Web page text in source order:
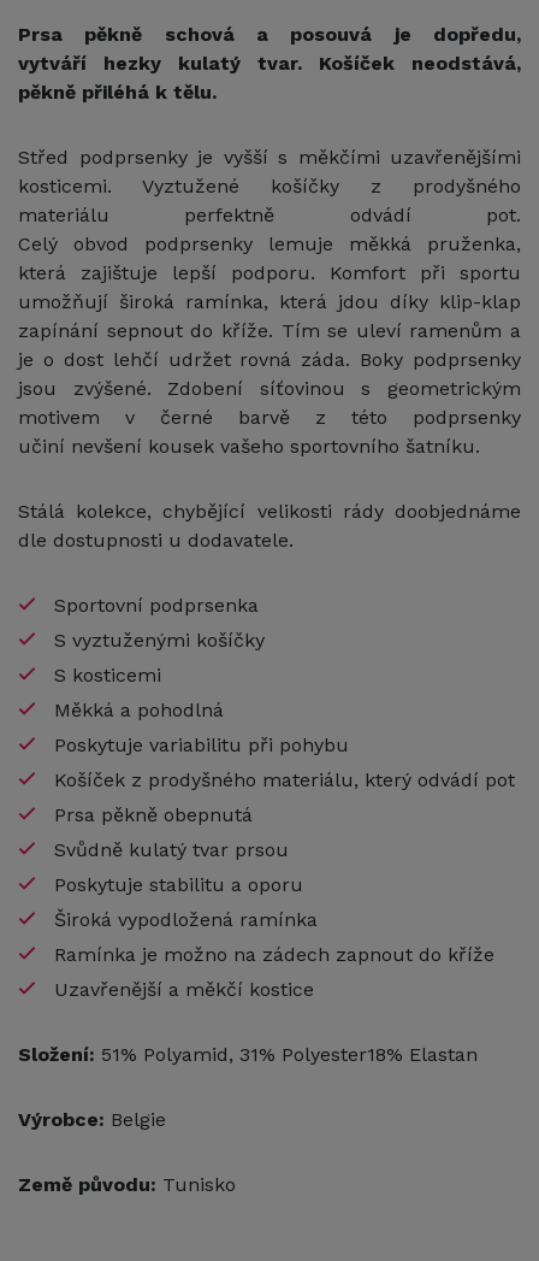
Prsa pěkně schová a posouvá je dopředu,
vytváří hezky kulatý tvar. Košíček neodstává,
pěkně přiléhá k tělu.
Střed podprsenky je vyšší s měkčími uzavřenějšími
kosticemi. Vyztužené košíčky z prodyšného
materiálu perfektně odvádí pot.
Celý obvod podprsenky lemuje měkká pruženka,
která zajištuje lepší podporu. Komfort při sportu
umožňují široká ramínka, která jdou díky klip-klap
zapínání sepnout do kříže. Tím se uleví ramenům a
je o dost lehčí udržet rovná záda. Boky podprsenky
jsou zvýšené. Zdobení síťovinou s geometrickým
motivem v černé barvě z této podprsenky
učiní nevšení kousek vašeho sportovního šatníku.
Stálá kolekce, chybějící velikosti rády doobjednáme
dle dostupnosti u dodavatele.
Sportovní podprsenka
S vyztuženými košíčky
S kosticemi
Měkká a pohodlná
Poskytuje variabilitu při pohybu
Košíček z prodyšného materiálu, který odvádí pot
Prsa pěkně obepnutá
Svůdně kulatý tvar prsou
Poskytuje stabilitu a oporu
Široká vypodložená ramínka
Ramínka je možno na zádech zapnout do kříže
Uzavřenější a měkčí kostice
Složení: 51% Polyamid, 31% Polyester18% Elastan
Výrobce: Belgie
Země původu: Tunisko